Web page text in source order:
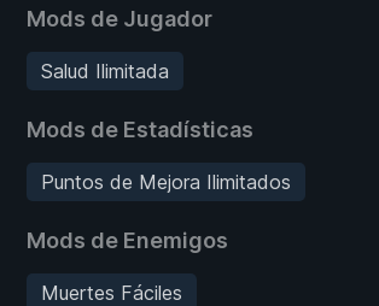
Mods de Jugador
Salud Ilimitada
Mods de Estadísticas
Puntos de Mejora Ilimitados
Mods de Enemigos
Muertes Fáciles